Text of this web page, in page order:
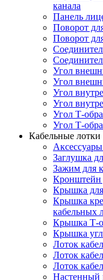
канала
Панель
Поворот
Поворот
Угол
Угол
Угол
Угол
Угол Т-
Угол Т-
Кабельные
Заглушка
Зажим для
Кронштейн
Крышка для
Крышка
кабельных
Крышка Т-
Крышка
Лоток
Лоток
Лоток
Настенный